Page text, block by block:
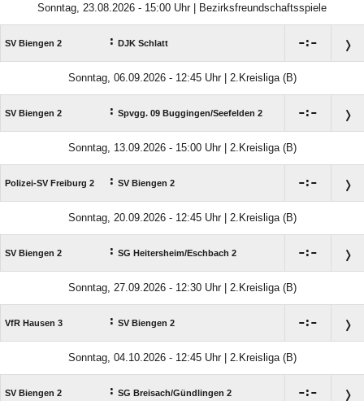
Sonntag, 23.08.2026 - 15:00 Uhr | Bezirksfreundschaftsspiele
SV Biengen 2 : DJK Schlatt :
Sonntag, 06.09.2026 - 12:45 Uhr | 2.Kreisliga (B)
SV Biengen 2 : Spvgg. 09 Buggingen/​Seefelden 2 :
Sonntag, 13.09.2026 - 15:00 Uhr | 2.Kreisliga (B)
Polizei-SV Freiburg 2 : SV Biengen 2 :
Sonntag, 20.09.2026 - 12:45 Uhr | 2.Kreisliga (B)
SV Biengen 2 : SG Heitersheim/​Eschbach 2 :
Sonntag, 27.09.2026 - 12:30 Uhr | 2.Kreisliga (B)
VfR Hausen 3 : SV Biengen 2 :
Sonntag, 04.10.2026 - 12:45 Uhr | 2.Kreisliga (B)
SV Biengen 2 : SG Breisach/​Gündlingen 2 :